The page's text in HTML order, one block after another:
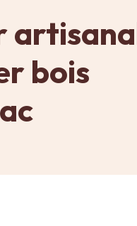
bois